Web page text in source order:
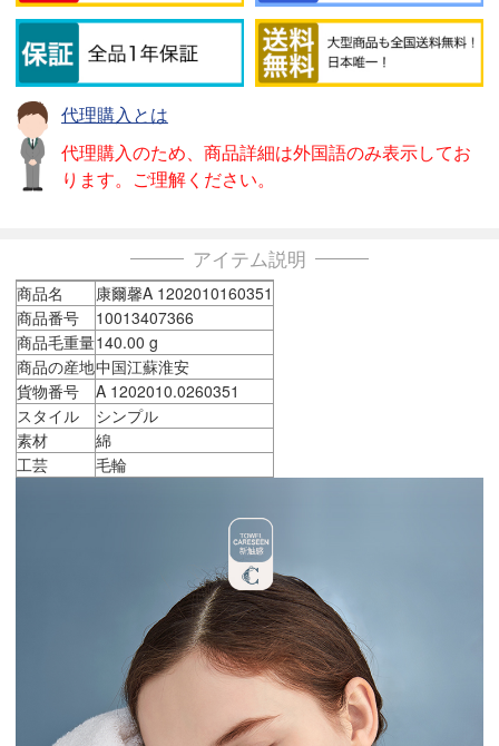
代理購入とは
代理購入のため、商品詳細は外国語のみ表示してお
ります。ご理解ください。
アイテム説明
商品名
康爾馨A 1202010160351
商品番号
10013407366
商品毛重量140.00 g
商品の産地中国江蘇淮安
貨物番号
A 1202010.0260351
スタイル
シンプル
素材
綿
工芸
毛輪